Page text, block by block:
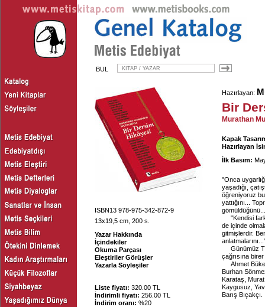
BUL
ISBN13 978-975-342-872-9
13x19,5 cm, 200 s.
Yazar Hakkında
İçindekiler
Okuma Parçası
Eleştiriler Görüşler
Yazarla Söyleşiler
Liste fiyatı: 320.00 TL
İndirimli fiyatı: 256.00 TL
İndirim oranı: %20
Hazırlayan:
Bir
Murathan
Kapak
Hazırlayan
İlk Basım:
"Onca
yaşadığı,
öğreniyoruz
yattığını...
gömüldüğünü...
"Kendisi
de içinde
gitmişlerdir.
Günümüz
çağrısına
Ahmet
Burhan
Karataş,
Kaygusuz,
Barış Bıçakçı.